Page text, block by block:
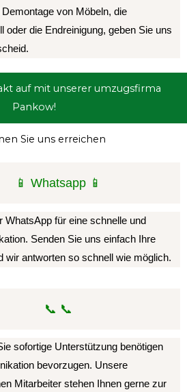
von Möbeln, die
oder die Endreinigung, geben Sie uns
auf mit unserer umzugsfirma
Pankow!
Sie uns erreichen
📱 Whatsapp 📱
WhatsApp für eine schnelle und
Senden Sie uns einfach Ihre
wir antworten so schnell wie möglich.
📞 📞
sofortige Unterstützung benötigen
bevorzugen. Unsere
Mitarbeiter stehen Ihnen gerne zur